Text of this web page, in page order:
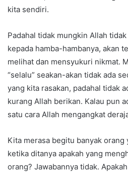
kita sendiri.
Padahal tidak mungkin Allah
kepada hamba-hambanya, akan
melihat dan mensyukuri nikmat.
“selalu” seakan-akan tidak ada
yang kita rasakan, padahal tidak
kurang Allah berikan. Kalau pun
satu cara Allah mengangkat
Kita merasa begitu banyak orang
ketika ditanya apakah yang
orang? Jawabannya tidak.